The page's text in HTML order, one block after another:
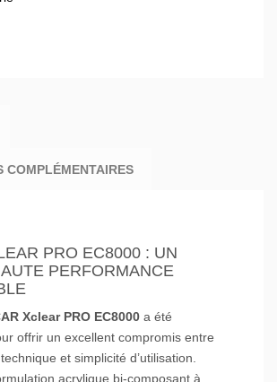
COMPLÉMENTAIRES
PRO EC8000 : UN
PERFORMANCE
Xclear PRO EC8000 a été
offrir un excellent compromis entre
et simplicité d’utilisation.
acrylique bi-composant à